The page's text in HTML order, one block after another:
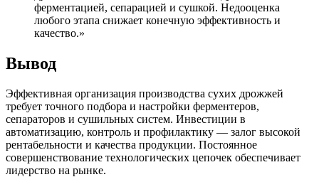
ферментацией, сепарацией и сушкой. Недооценка
любого этапа снижает конечную эффективность и
качество.»
Вывод
Эффективная организация производства сухих дрожжей
требует точного подбора и настройки ферментеров,
сепараторов и сушильных систем. Инвестиции в
автоматизацию, контроль и профилактику — залог высокой
рентабельности и качества продукции. Постоянное
совершенствование технологических цепочек обеспечивает
лидерство на рынке.